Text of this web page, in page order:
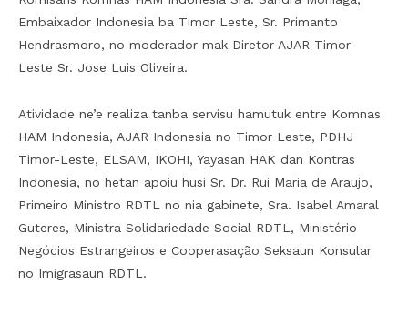
Embaixador Indonesia ba Timor Leste, Sr. Primanto
Hendrasmoro, no moderador mak Diretor AJAR Timor-
Leste Sr. Jose Luis Oliveira.
Atividade ne’e realiza tanba servisu hamutuk entre Komnas
HAM Indonesia, AJAR Indonesia no Timor Leste, PDHJ
Timor-Leste, ELSAM, IKOHI, Yayasan HAK dan Kontras
Indonesia, no hetan apoiu husi Sr. Dr. Rui Maria de Araujo,
Primeiro Ministro RDTL no nia gabinete, Sra. Isabel Amaral
Guteres, Ministra Solidariedade Social RDTL, Ministério
Negócios Estrangeiros e Cooperasação Seksaun Konsular
no Imigrasaun RDTL.